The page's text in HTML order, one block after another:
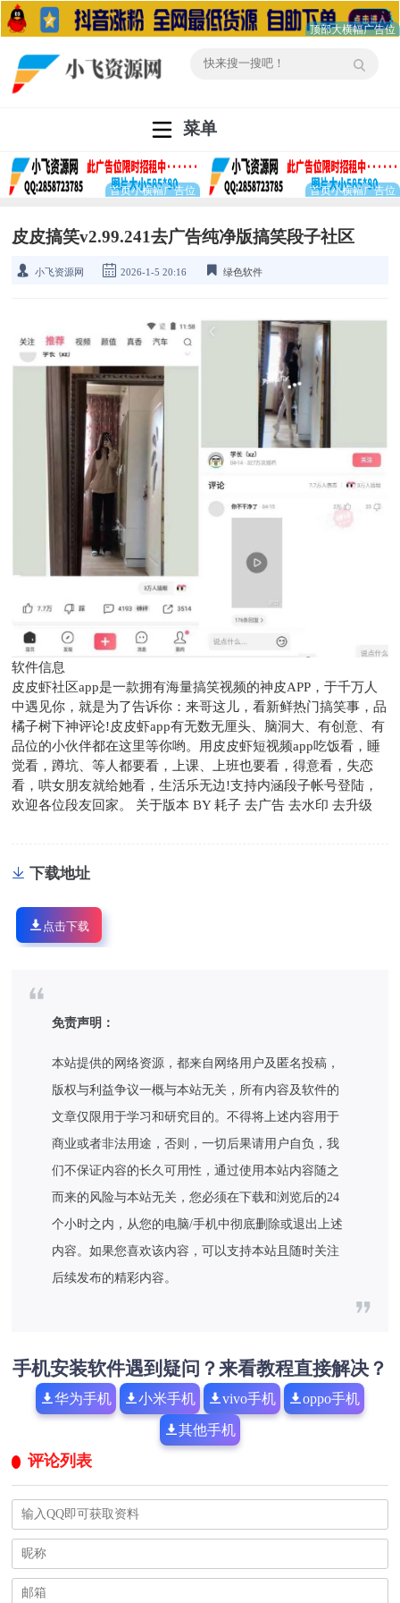
菜单
皮皮搞笑v2.99.241去广告纯净版搞笑段子社区
小飞资源网 2026-1-5 20:16 绿色软件
软件信息
皮皮虾社区app是一款拥有海量搞笑视频的神皮APP，于千万人
中遇见你，就是为了告诉你：来哥这儿，看新鲜热门搞笑事，品
橘子树下神评论!皮皮虾app有无数无厘头、脑洞大、有创意、有
品位的小伙伴都在这里等你哟。用皮皮虾短视频app吃饭看，睡
觉看，蹲坑、等人都要看，上课、上班也要看，得意看，失恋
看，哄女朋友就给她看，生活乐无边!支持内涵段子帐号登陆，
欢迎各位段友回家。 关于版本 BY 耗子 去广告 去水印 去升级
下载地址
点击下载
免责声明：
本站提供的网络资源，都来自网络用户及匿名投稿，
版权与利益争议一概与本站无关，所有内容及软件的
文章仅限用于学习和研究目的。不得将上述内容用于
商业或者非法用途，否则，一切后果请用户自负，我
们不保证内容的长久可用性，通过使用本站内容随之
而来的风险与本站无关，您必须在下载和浏览后的24
个小时之内，从您的电脑/手机中彻底删除或退出上述
内容。如果您喜欢该内容，可以支持本站且随时关注
后续发布的精彩内容。
手机安装软件遇到疑问？来看教程直接解决？
华为手机 小米手机 vivo手机 oppo手机
其他手机
评论列表